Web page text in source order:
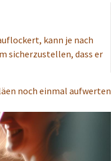
kann je nach
sicherzustellen, dass er
noch einmal aufwerten